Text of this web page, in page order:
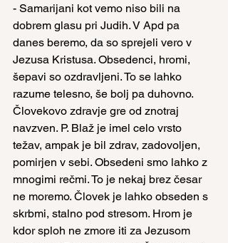
- Samarijani kot vemo niso bili na
dobrem glasu pri Judih. V Apd pa
danes beremo, da so sprejeli vero v
Jezusa Kristusa. Obsedenci, hromi,
šepavi so ozdravljeni. To se lahko
razume telesno, še bolj pa duhovno.
Človekovo zdravje gre od znotraj
navzven. P. Blaž je imel celo vrsto
težav, ampak je bil zdrav, zadovoljen,
pomirjen v sebi. Obsedeni smo lahko z
mnogimi rečmi. To je nekaj brez česar
ne moremo. Človek je lahko obseden s
skrbmi, stalno pod stresom. Hrom je
kdor sploh ne zmore iti za Jezusom